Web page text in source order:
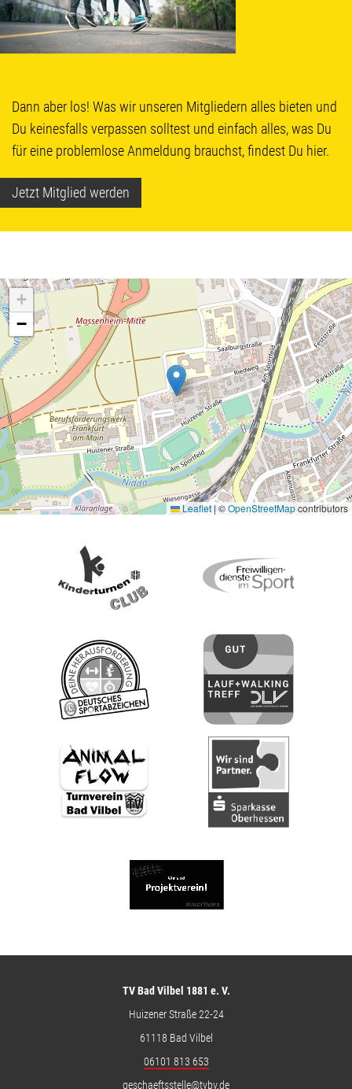
Dann aber los! Was wir unseren Mitgliedern alles bieten und
Du keinesfalls verpassen solltest und einfach alles, was Du
für eine problemlose Anmeldung brauchst, findest Du hier.
Jetzt Mitglied werden
+
−
Leaflet|©OpenStreetMapcontributors
TV Bad Vilbel 1881 e. V.
Huizener Straße 22-24
61118 Bad Vilbel
06101 813 653
geschaeftsstelle@tvbv.de